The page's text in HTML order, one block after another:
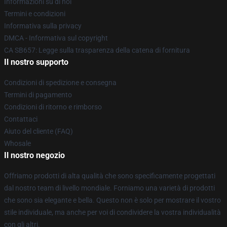
Termini e condizioni
Informativa sulla privacy
DMCA - Informativa sul copyright
CA SB657: Legge sulla trasparenza della catena di fornitura
Il nostro supporto
Condizioni di spedizione e consegna
Termini di pagamento
Condizioni di ritorno e rimborso
Contattaci
Aiuto del cliente (FAQ)
Whosale
Il nostro negozio
Offriamo prodotti di alta qualità che sono specificamente progettati
dal nostro team di livello mondiale. Forniamo una varietà di prodotti
che sono sia elegante e bella. Questo non è solo per mostrare il vostro
stile individuale, ma anche per voi di condividere la vostra individualità
con gli altri.